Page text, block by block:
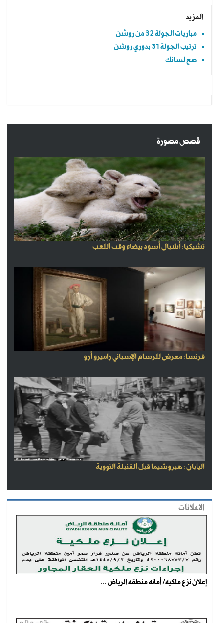
المزيد
مباريات الجولة 32 من روشن
ترتيب الجولة 31 بدوري روشن
صح لسانك
قصص مصورة
تشيكيا: أشبال أسود بيضاء وقت اللعب
فرنسا: معرض للرسام الإسباني راميرو أرو
اليابان : هيروشيما قبل القنبلة النووية
الاعلانات
إعلان نزع ملكية/ أمانة منطقة الرياض ...